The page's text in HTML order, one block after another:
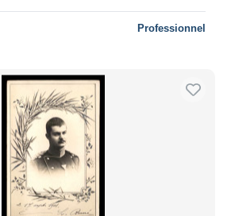
Professionnel